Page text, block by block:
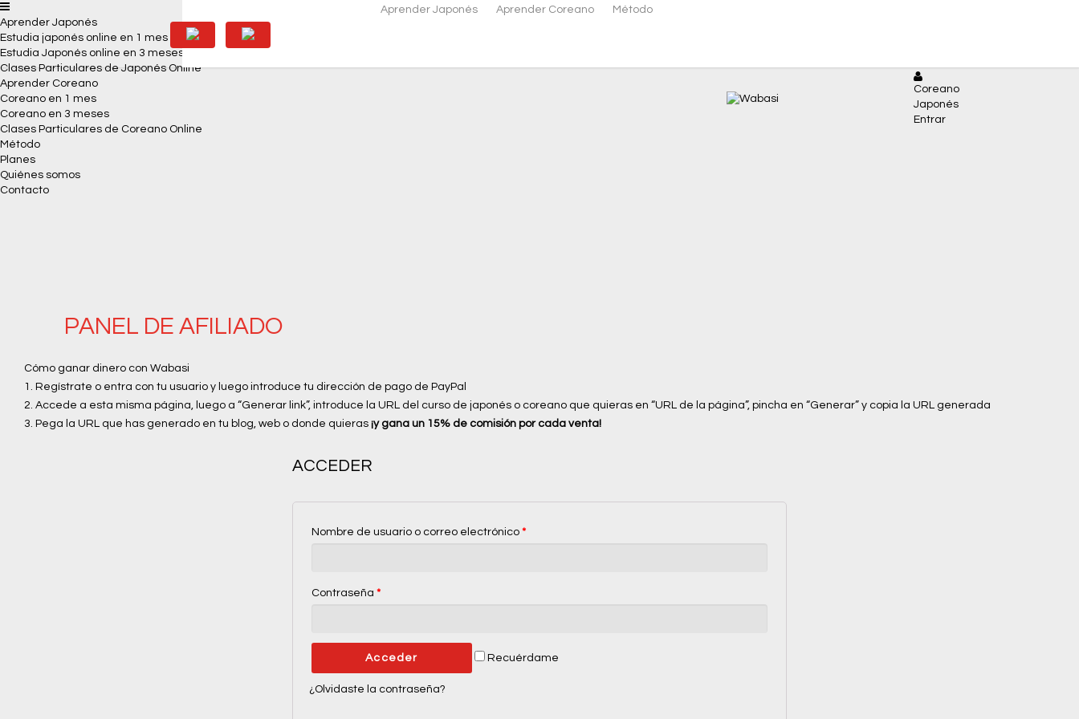
Aprender Japonés Aprender Coreano
Método
Aprender Japonés
Estudia japonés online en 1 mes
Estudia Japonés online en 3 meses
Clases Particulares de Japonés Online
Aprender Coreano
Coreano en 1 mes
Coreano en 3 meses
Clases Particulares de Coreano Online
Método
Planes
Quiénes somos
Contacto
Coreano
Japonés
Entrar
PANEL DE AFILIADO
Cómo ganar dinero con Wabasi
1. Regístrate o entra con tu usuario y luego introduce tu dirección de pago de PayPal
2. Accede a esta misma página, luego a “Generar link”, introduce la URL del curso de japonés o coreano que quieras en “URL de la página”, pincha en “Generar” y copia la URL generada
3. Pega la URL que has generado en tu blog, web o donde quieras ¡y gana un 15% de comisión por cada venta!
ACCEDER
Nombre de usuario o correo electrónico *
Contraseña *
Recuérdame
¿Olvidaste la contraseña?